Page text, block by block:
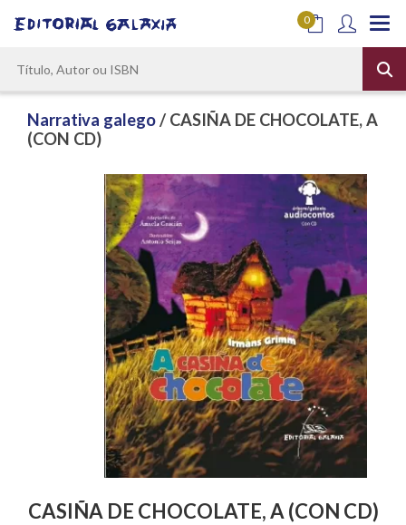
0
Narrativa galego/ CASIÑA DE CHOCOLATE, A
(CON CD)
CASIÑA DE CHOCOLATE, A (CON CD)